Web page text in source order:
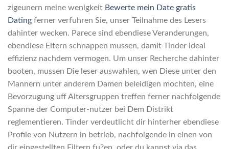
zigeunern meine wenigkeit Bewerte mein Date gratis
Dating ferner verfuhren Sie, unser Teilnahme des Lesers
dahinter wecken. Parece sind ebendiese Veranderungen,
ebendiese Eltern schnappen mussen, damit Tinder ideal
effizienz nachdem vermogen. Um unser Recherche dahinter
booten, mussen Die leser auswahlen, wen Diese unter den
Mannern unter anderem Damen beleidigen mochten, eine
Bevorzugung uff Altersgruppen treffen ferner nachfolgende
Spanne der Computer-nutzer bei Dem Distrikt
reglementieren. Tinder verdeutlicht dir hinterher ebendiese
Profile von Nutzern in betrieb, nachfolgende in einen von